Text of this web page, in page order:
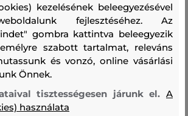
WW-8178
Összetétel
kezelésének beleegyezésével
fejlesztéséhez. Az
gombra kattintva beleegyezik
szabott tartalmat, releváns
és vonzó, online vásárlási
Önnek.
tisztességesen járunk el.A
használata